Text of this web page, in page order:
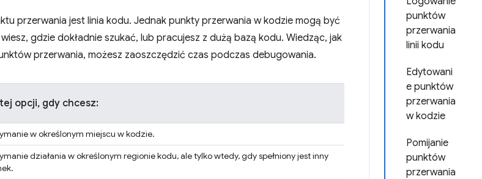
punktów
przerwania
linii kodu
Edytowani
e punktów
przerwania
w kodzie
Pomijanie
punktów
przerwania
przerwania jest linia kodu. Jednak punkty przerwania w kodzie mogą być
gdzie dokładnie szukać, lub pracujesz z dużą bazą kodu. Wiedząc, jak
przerwania, możesz zaoszczędzić czas podczas debugowania.
opcji, gdy chcesz:
w określonym miejscu w kodzie.
działania w określonym regionie kodu, ale tylko wtedy, gdy spełniony jest inny